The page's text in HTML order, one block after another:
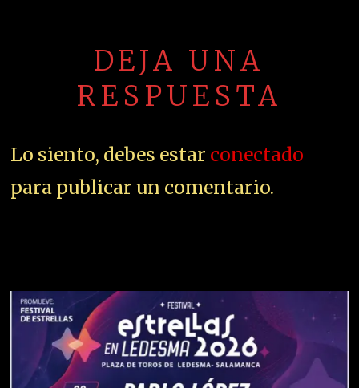
DEJA UNA
RESPUESTA
Lo siento, debes estar conectado
para publicar un comentario.